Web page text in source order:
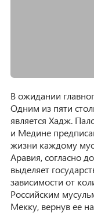
В ожидании
Одним из пяти
является Хадж.
и Медине
жизни каждому
Аравия, согласно
выделяет
зависимости от
Российским
Мекку, вернув ее